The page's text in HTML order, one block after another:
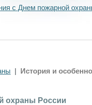
с Днем пожарной
| История и
охраны России